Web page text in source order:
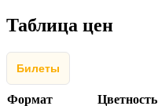
Таблица цен
Билеты
Формат Цветность